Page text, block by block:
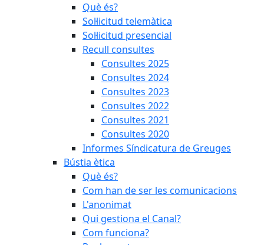
Què és?
Sol·licitud telemàtica
Sol·licitud presencial
Recull consultes
Consultes 2025
Consultes 2024
Consultes 2023
Consultes 2022
Consultes 2021
Consultes 2020
Informes Síndicatura de Greuges
Bústia ètica
Què és?
Com han de ser les comunicacions
L'anonimat
Qui gestiona el Canal?
Com funciona?